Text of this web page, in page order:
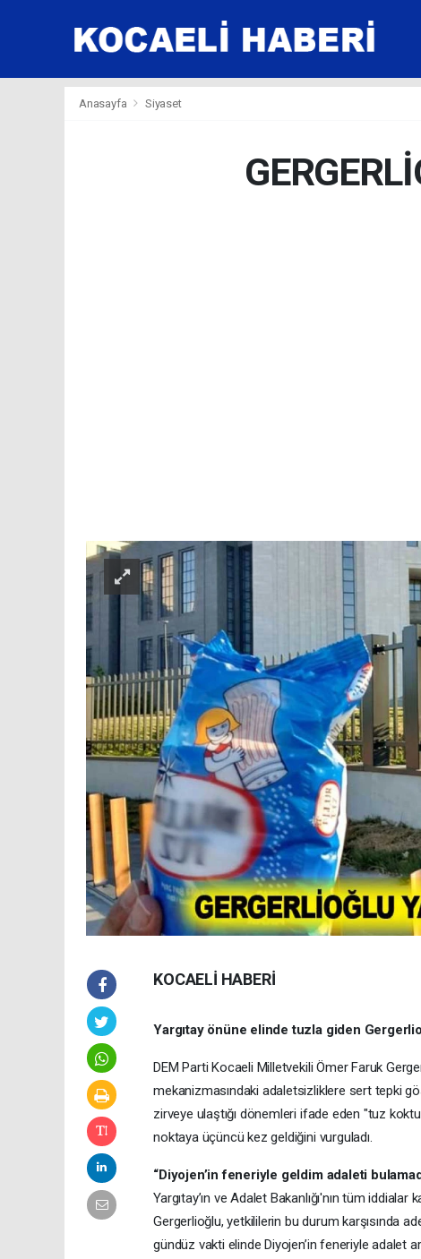
Anasayfa Siyaset
KOCAELİ HABERİ
Yargıtay önüne elinde tuzla giden
DEM Parti Kocaeli Milletvekili Ömer Faruk
mekanizmasındaki adaletsizliklere sert tepki
zirveye ulaştığı dönemleri ifade eden "tuz
noktaya üçüncü kez geldiğini vurguladı.
“Diyojen’in feneriyle geldim adaleti
Yargıtay’ın ve Adalet Bakanlığı'nın tüm iddialar
Gergerlioğlu, yetkililerin bu durum karşısında
gündüz vakti elinde Diyojen’in feneriyle adalet